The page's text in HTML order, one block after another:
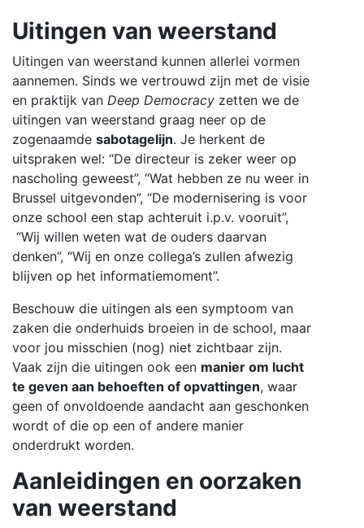
Uitingen van weerstand
Uitingen van weerstand kunnen allerlei vormen
aannemen. Sinds we vertrouwd zijn met de visie
en praktijk van Deep Democracy zetten we de
uitingen van weerstand graag neer op de
zogenaamde sabotagelijn. Je herkent de
uitspraken wel: “De directeur is zeker weer op
nascholing geweest”, “Wat hebben ze nu weer in
Brussel uitgevonden”, “De modernisering is voor
onze school een stap achteruit i.p.v. vooruit”,
“Wij willen weten wat de ouders daarvan
denken”, “Wij en onze collega’s zullen afwezig
blijven op het informatiemoment”.
Beschouw die uitingen als een symptoom van
zaken die onderhuids broeien in de school, maar
voor jou misschien (nog) niet zichtbaar zijn.
Vaak zijn die uitingen ook een manier om lucht
te geven aan behoeften of opvattingen, waar
geen of onvoldoende aandacht aan geschonken
wordt of die op een of andere manier
onderdrukt worden.
Aanleidingen en oorzaken
van weerstand